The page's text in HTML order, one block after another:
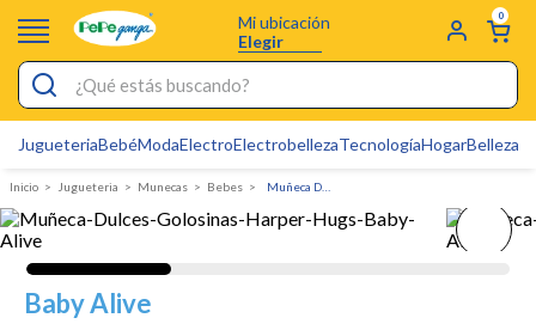
Mi ubicación
Elegir
0
¿Qué estás buscando?
JugueteriaBebéModaElectroElectrobellezaTecnologíaHogarBelleza
Jugueteria Munecas Bebes
Baby Alive
Pijamas
Figuras Toy Story